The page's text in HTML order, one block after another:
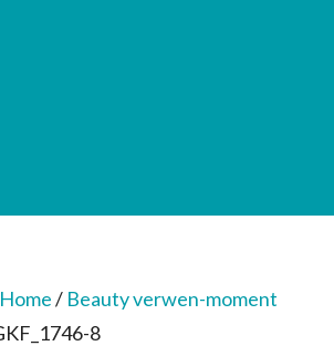
Home/ Beauty verwen-moment
8